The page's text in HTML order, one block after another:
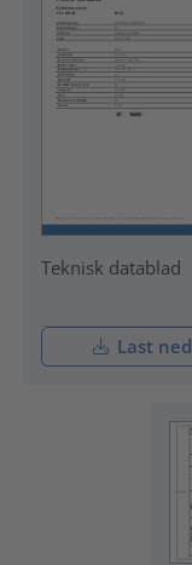
Teknisk datablad
Last ned